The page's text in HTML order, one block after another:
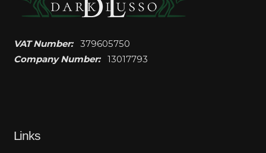
VAT Number: 379605750
Company Number: 13017793
Links